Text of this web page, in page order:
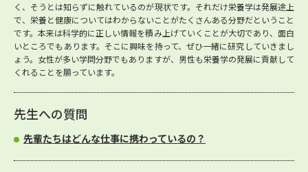
く、そうとは知らずに触れているのが現状です。それだけ栄養学は発展途上
で、栄養と健康についてはわからないことがたくさんある分野だということ
です。本来は科学的に正しい情報を積み上げていくことが大切であり、面白
いところでもあります。そこに興味を持って、ぜひ一緒に研究していきまし
ょう。女性が多い学問分野でもありますが、男性も栄養学の発展に貢献して
くれることを願っています。
先生への質問
先輩たちはどんな仕事に携わっているの？